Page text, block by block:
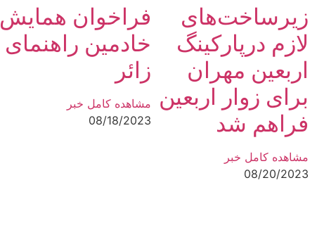
زیرساخت‌های
لازم درپارکینگ
اربعین مهران
برای زوار اربعین
فراهم شد
مشاهده کامل خبر
08/20/2023
فراخوان همایش
خادمین راهنمای
زائر
مشاهده کامل خبر
08/18/2023